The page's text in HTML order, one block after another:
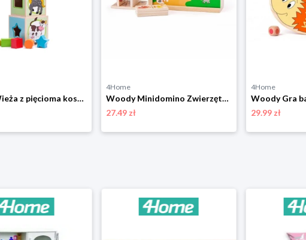
Woody Wieża z pięcioma kostkami Zwierzątka, 10,6 x 41 cm
4Home
Woody Minidomino Zwierzęta, 12 x 7 cm
27.49 zł
4Home
29.99 zł